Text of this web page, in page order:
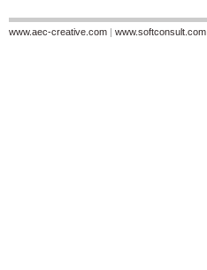
www.aec-creative.com | www.softconsult.com